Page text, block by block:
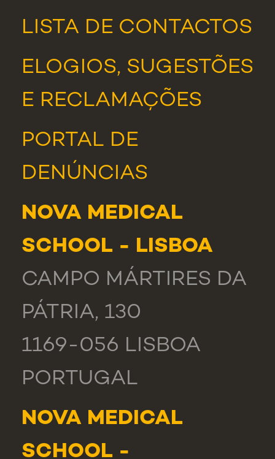
LISTA DE CONTACTOS
ELOGIOS, SUGESTÕES
E RECLAMAÇÕES
PORTAL DE
DENÚNCIAS
NOVA MEDICAL
SCHOOL - LISBOA
CAMPO MÁRTIRES DA
PÁTRIA, 130
1169-056 LISBOA
PORTUGAL
NOVA MEDICAL
SCHOOL -